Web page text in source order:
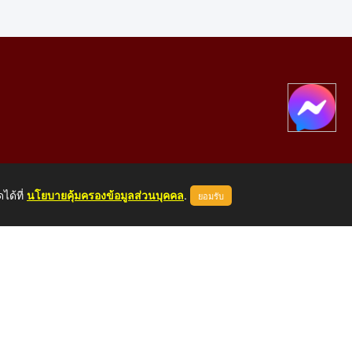
ได้ที่ นโยบายคุ้มครองข้อมูลส่วนบุคคล. ยอมรับ